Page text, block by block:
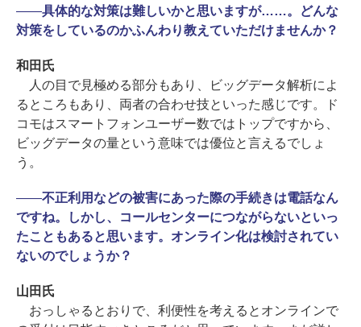
――具体的な対策は難しいかと思いますが……。どんな
対策をしているのかふんわり教えていただけませんか？
和田氏
人の目で見極める部分もあり、ビッグデータ解析によ
るところもあり、両者の合わせ技といった感じです。ド
コモはスマートフォンユーザー数ではトップですから、
ビッグデータの量という意味では優位と言えるでしょ
う。
――不正利用などの被害にあった際の手続きは電話なん
ですね。しかし、コールセンターにつながらないといっ
たこともあると思います。オンライン化は検討されてい
ないのでしょうか？
山田氏
おっしゃるとおりで、利便性を考えるとオンラインで